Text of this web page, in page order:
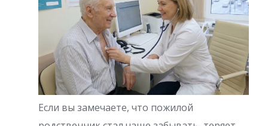
Если вы замечаете, что пожилой